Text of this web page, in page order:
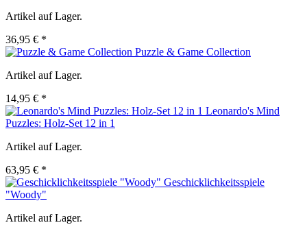
Artikel auf Lager.
36,95 € *
Puzzle & Game Collection
Artikel auf Lager.
14,95 € *
Leonardo's Mind
Puzzles: Holz-Set 12 in 1
Artikel auf Lager.
63,95 € *
Geschicklichkeitsspiele
"Woody"
Artikel auf Lager.